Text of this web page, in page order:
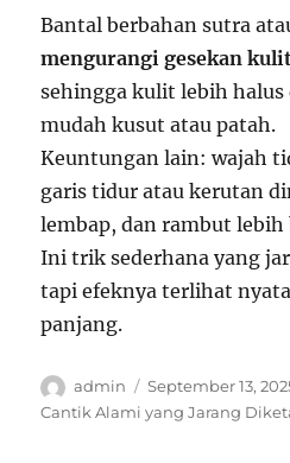
Bantal berbahan sutra
mengurangi gesekan
sehingga kulit lebih
mudah kusut atau patah.
Keuntungan lain: wajah
garis tidur atau kerutan
lembap, dan rambut
Ini trik sederhana yang
tapi efeknya terlihat
panjang.
Author
admin
Posted
on
September 13,
Cantik Alami yang Jarang